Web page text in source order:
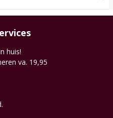
huis!
va. 19,95